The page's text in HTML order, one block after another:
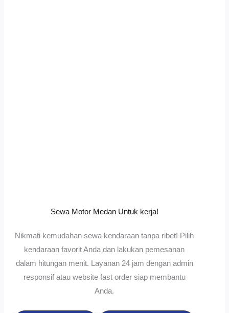
Sewa Motor Medan Untuk kerja!
Nikmati kemudahan sewa kendaraan tanpa ribet! Pilih
kendaraan favorit Anda dan lakukan pemesanan
dalam hitungan menit. Layanan 24 jam dengan admin
responsif atau website fast order siap membantu
Anda.